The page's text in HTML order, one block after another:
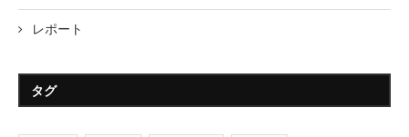
レポート
タグ